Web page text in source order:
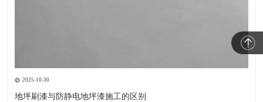
2025-10-30
地坪刷漆与防静电地坪漆施工的区别